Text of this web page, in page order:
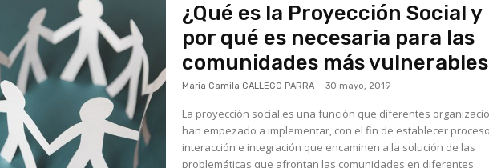
¿Qué es la Proyección Social y
por qué es necesaria para las
comunidades más
Maria Camila GALLEGO PARRA - 30 mayo, 2019
La proyección social es una función que diferentes
han empezado a implementar, con el fin de establecer
interacción e integración que encaminen a la solución de las
problemáticas que afrontan las comunidades en diferentes